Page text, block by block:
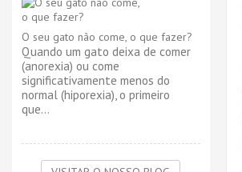
O seu gato não come, o que fazer?
Quando um gato deixa de comer
(anorexia) ou come
significativamente menos do
normal (hiporexia), o primeiro
que...